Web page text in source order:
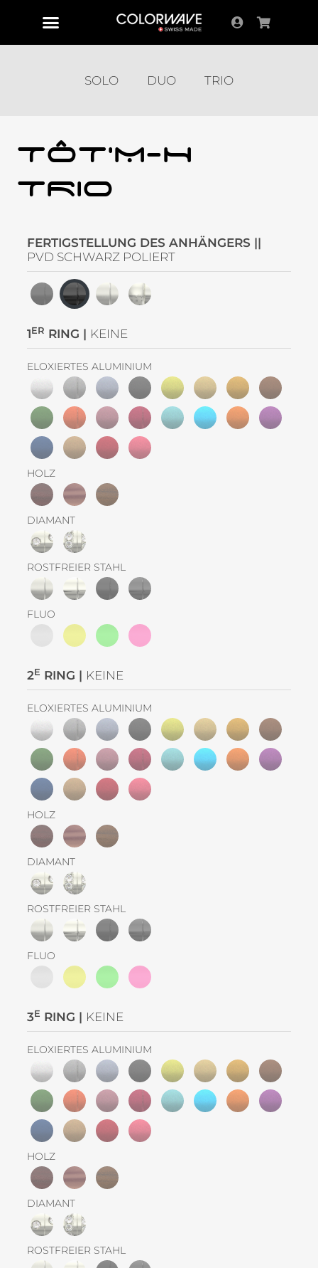
SOLO DUO TRIO
TÔT'M-H
TRIO
FERTIGSTELLUNG DES ANHÄNGERS ||
PVD SCHWARZ POLIERT
1ER RING | KEINE
ELOXIERTES ALUMINIUM
HOLZ
DIAMANT
ROSTFREIER STAHL
FLUO
2E RING | KEINE
ELOXIERTES ALUMINIUM
HOLZ
DIAMANT
ROSTFREIER STAHL
FLUO
3E RING | KEINE
ELOXIERTES ALUMINIUM
HOLZ
DIAMANT
ROSTFREIER STAHL